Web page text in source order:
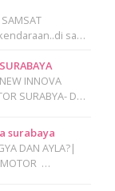
SAMSAT
sa…
INNOVA
SURABYA- D…
surabaya
DAN AYLA?|
MOTOR …